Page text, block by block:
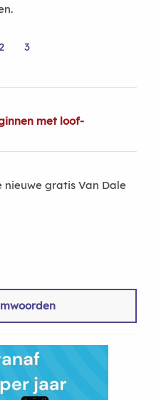
2 3
met loof-
gratis Van Dale